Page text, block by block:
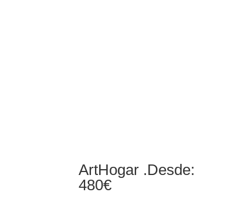
ArtHogar .Desde:
480€